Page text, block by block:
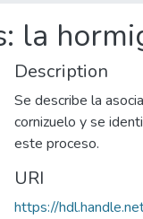
la
Description
Se describe la
cornizuelo y se
este proceso.
URI
https://